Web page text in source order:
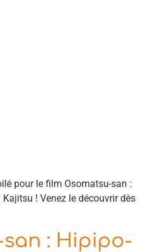
pour le film Osomatsu-san :
! Venez le découvrir dès
: Hipipo-